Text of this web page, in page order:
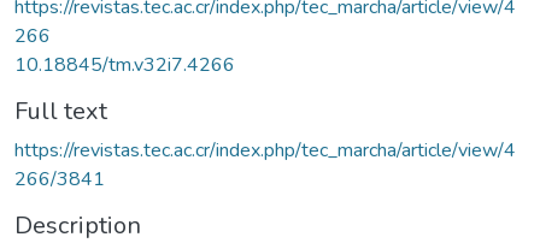
https://revistas.tec.ac.cr/index.php/tec_marcha/article/view/4
266
10.18845/tm.v32i7.4266
Full text
https://revistas.tec.ac.cr/index.php/tec_marcha/article/view/4
266/3841
Description